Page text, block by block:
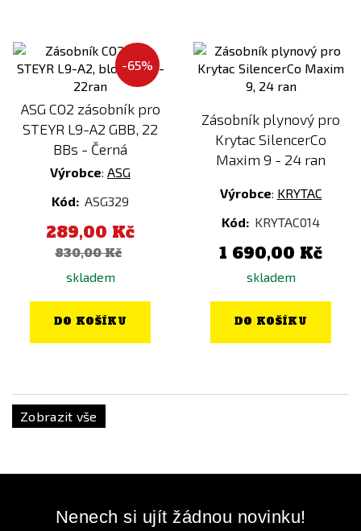
-65%
ASG CO2 zásobník pro
STEYR L9-A2 GBB, 22
BBs - Černá
Výrobce: ASG
Kód: ASG329
289,00 Kč
830,00 Kč
skladem
DO KOŠÍKU
Zásobník plynový pro
Krytac SilencerCo
Maxim 9 - 24 ran
Výrobce: KRYTAC
Kód: KRYTAC014
1 690,00 Kč
skladem
DO KOŠÍKU
Zobrazit vše
Nenech si ujít žádnou novinku!